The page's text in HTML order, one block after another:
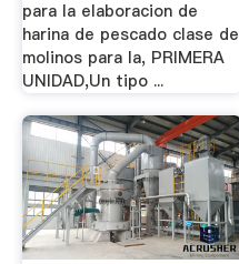
para la elaboracion de
harina de pescado clase de
molinos para la, PRIMERA
UNIDAD,Un tipo ...